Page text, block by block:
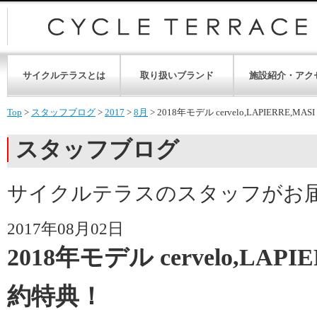
サイクルテラスとは 取り扱いブランド 施設紹介・アク
Top > スタッフブログ > 2017 > 8月 > 2018年モデル
スタッフブログ
サイクルテラスのスタッフがお
2017年08月02日
2018年モデル
約特典！